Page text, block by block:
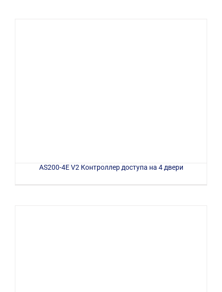
AS200-4E V2 Контроллер доступа на 4 двери